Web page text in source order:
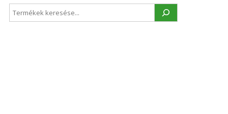
Keresés